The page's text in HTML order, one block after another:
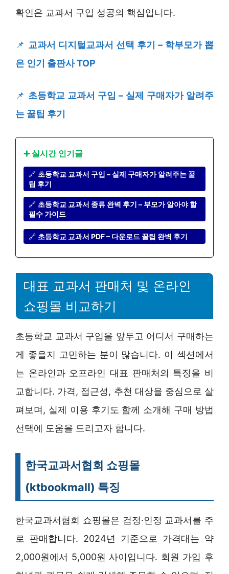
확인은 교과서 구입 성공의 핵심입니다.
📌 교과서 디지털교과서 선택 후기 – 학부모가 뽑
은 인기 출판사 TOP
📌 초등학교 교과서 구입 – 실제 구매자가 알려주
는 꿀팁 후기
➕ 실시간 인기글
🔗 초등학교 교과서 구입 – 실제 구매자가 알려주는 꿀
팁 후기
🔗 초등학교 교과서 종류 완벽 후기 – 부모가 알아야 할
필수 가이드
🔗 초등학교 교과서 PDF – 다운로드 꿀팁 완벽 후기
대표 교과서 판매처 및 온라인
쇼핑몰 비교하기
초등학교 교과서 구입을 앞두고 어디서 구매하는
게 좋을지 고민하는 분이 많습니다. 이 섹션에서
는 온라인과 오프라인 대표 판매처의 특징을 비
교합니다. 가격, 접근성, 추천 대상을 중심으로 살
펴보며, 실제 이용 후기도 함께 소개해 구매 방법
선택에 도움을 드리고자 합니다.
한국교과서협회 쇼핑몰
(ktbookmall) 특징
한국교과서협회 쇼핑몰은 검정·인정 교과서를 주
로 판매합니다. 2024년 기준으로 가격대는 약
2,000원에서 5,000원 사이입니다. 회원 가입 후